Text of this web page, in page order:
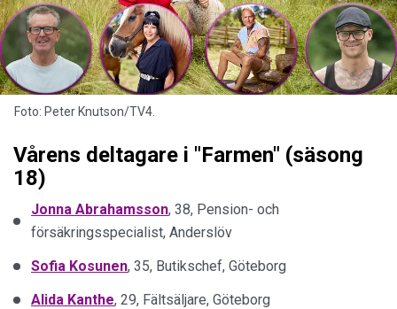
Foto: Peter Knutson/TV4.
Vårens deltagare i "Farmen" (säsong
18)
Jonna Abrahamsson, 38, Pension- och
försäkringsspecialist, Anderslöv
Sofia Kosunen, 35, Butikschef, Göteborg
Alida Kanthe, 29, Fältsäljare, Göteborg